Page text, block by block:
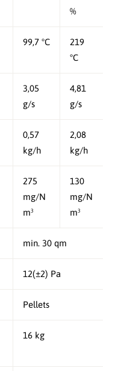
%
99,7 °C
219
°C
3,05
g/s
4,81
g/s
0,57
kg/h
2,08
kg/h
275
mg/N
m³
130
mg/N
m³
min. 30 qm
12(±2) Pa
Pellets
16 kg